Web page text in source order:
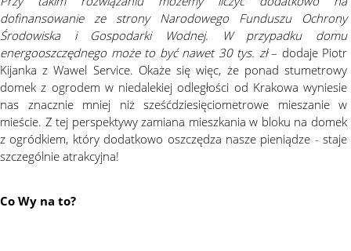
dofinansowanie ze strony Narodowego Funduszu Ochrony
Środowiska i Gospodarki Wodnej. W przypadku domu
energooszczędnego może to być nawet 30 tys. zł– dodaje Piotr
Kijanka z Wawel Service. Okaże się więc, że ponad stumetrowy
domek z ogrodem w niedalekiej odległości od Krakowa wyniesie
nas znacznie mniej niż sześćdziesięciometrowe mieszanie w
mieście. Z tej perspektywy zamiana mieszkania w bloku na domek
z ogródkiem, który dodatkowo oszczędza nasze pieniądze - staje
szczególnie atrakcyjna!
Co Wy na to?